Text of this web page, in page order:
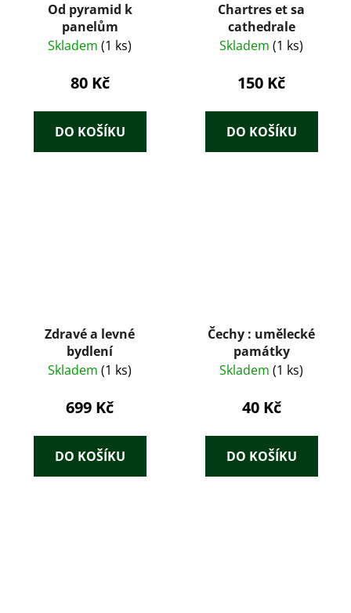
Od pyramid k
panelům
Skladem (1 ks)
80 Kč
DO KOŠÍKU
Chartres et sa
cathedrale
Skladem (1 ks)
150 Kč
DO KOŠÍKU
Zdravé a levné
bydlení
Skladem (1 ks)
699 Kč
DO KOŠÍKU
Čechy : umělecké
památky
Skladem (1 ks)
40 Kč
DO KOŠÍKU